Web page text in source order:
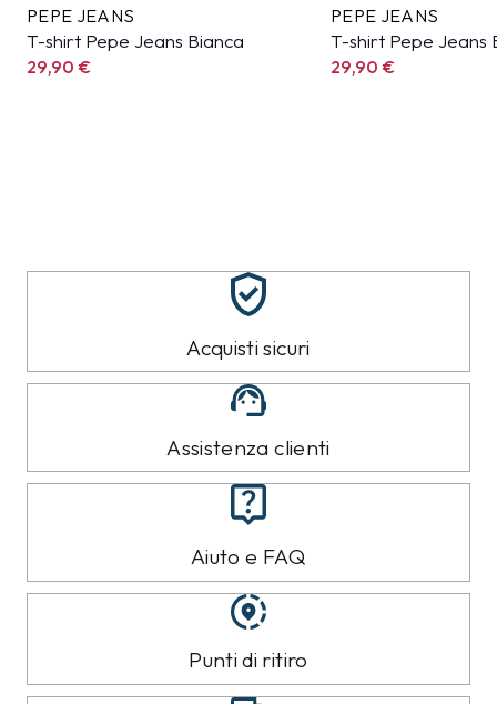
PEPE JEANS
T-shirt Pepe Jeans Bianca
29,90€
PEPE JEANS
T-shirt Pepe Jeans
29,90€
Acquisti sicuri
Assistenza clienti
Aiuto e FAQ
Punti di ritiro